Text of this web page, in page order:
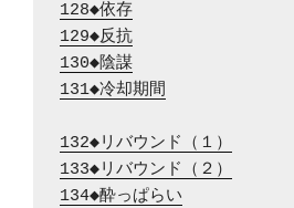
128◆依存
129◆反抗
130◆陰謀
131◆冷却期間
132◆リバウンド（１）
133◆リバウンド（２）
134◆酔っぱらい